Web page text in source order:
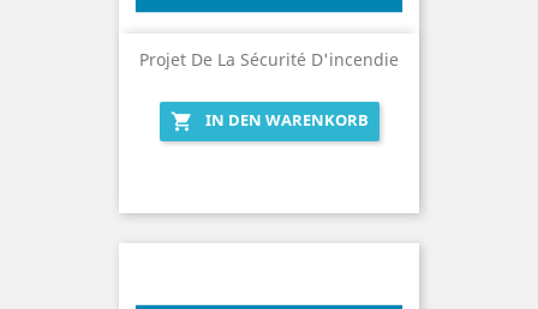
Projet De La Sécurité D'incendie
 IN DEN WARENKORB